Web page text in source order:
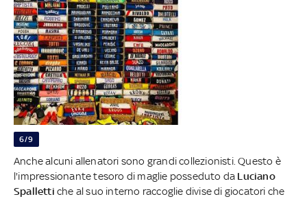
6/9
Anche alcuni allenatori sono grandi collezionisti. Questo è
l'impressionante tesoro di maglie posseduto da Luciano
Spallettiche al suo interno raccoglie divise di giocatori che